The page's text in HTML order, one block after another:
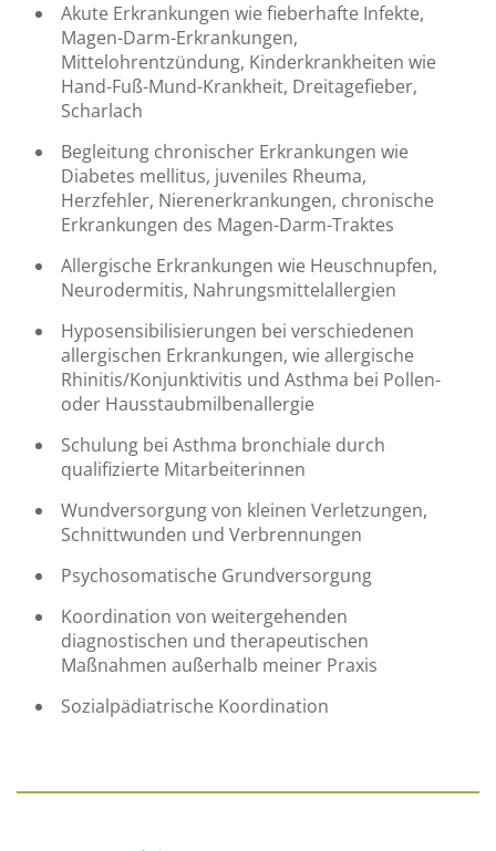
Akute Erkrankungen wie fieberhafte Infekte,
Magen-Darm-Erkrankungen,
Mittelohrentzündung, Kinderkrankheiten wie
Hand-Fuß-Mund-Krankheit, Dreitagefieber,
Scharlach
Begleitung chronischer Erkrankungen wie
Diabetes mellitus, juveniles Rheuma,
Herzfehler, Nierenerkrankungen, chronische
Erkrankungen des Magen-Darm-Traktes
Allergische Erkrankungen wie Heuschnupfen,
Neurodermitis, Nahrungsmittelallergien
Hyposensibilisierungen bei verschiedenen
allergischen Erkrankungen, wie allergische
Rhinitis/Konjunktivitis und Asthma bei Pollen-
oder Hausstaubmilbenallergie
Schulung bei Asthma bronchiale durch
qualifizierte Mitarbeiterinnen
Wundversorgung von kleinen Verletzungen,
Schnittwunden und Verbrennungen
Psychosomatische Grundversorgung
Koordination von weitergehenden
diagnostischen und therapeutischen
Maßnahmen außerhalb meiner Praxis
Sozialpädiatrische Koordination